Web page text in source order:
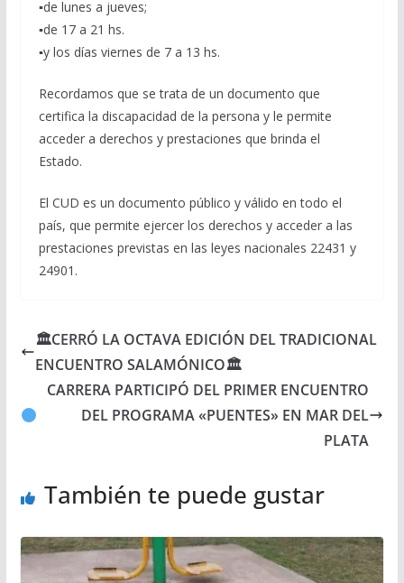
▪de lunes a jueves;
▪de 17 a 21 hs.
▪y los días viernes de 7 a 13 hs.
Recordamos que se trata de un documento que
certifica la discapacidad de la persona y le permite
acceder a derechos y prestaciones que brinda el
Estado.
El CUD es un documento público y válido en todo el
país, que permite ejercer los derechos y acceder a las
prestaciones previstas en las leyes nacionales 22431 y
24901.
🏛CERRÓ LA OCTAVA EDICIÓN DEL TRADICIONAL
ENCUENTRO SALAMÓNICO🏛
CARRERA PARTICIPÓ DEL PRIMER ENCUENTRO
DEL PROGRAMA «PUENTES» EN MAR DEL
PLATA
También te puede gustar